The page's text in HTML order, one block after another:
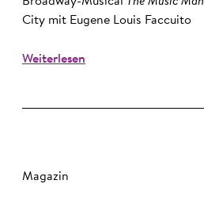
City mit Eugene Louis Faccuito
Weiterlesen
Magazin